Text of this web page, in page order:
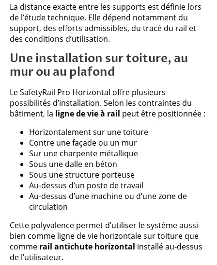
La distance exacte entre les supports est définie lors
de l’étude technique. Elle dépend notamment du
support, des efforts admissibles, du tracé du rail et
des conditions d’utilisation.
Une installation sur toiture, au
mur ou au plafond
Le SafetyRail Pro Horizontal offre plusieurs
possibilités d’installation. Selon les contraintes du
bâtiment, la ligne de vie à rail peut être positionnée :
Horizontalement sur une toiture
Contre une façade ou un mur
Sur une charpente métallique
Sous une dalle en béton
Sous une structure porteuse
Au-dessus d’un poste de travail
Au-dessus d’une machine ou d’une zone de
circulation
Cette polyvalence permet d’utiliser le système aussi
bien comme ligne de vie horizontale sur toiture que
comme rail antichute horizontal installé au-dessus
de l’utilisateur.